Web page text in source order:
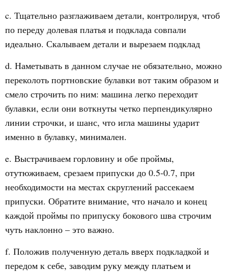
c. Тщательно разглаживаем детали, контролируя, чтоб
по переду долевая платья и подклада совпали
идеально. Скалываем детали и вырезаем подклад
d. Наметывать в данном случае не обязательно, можно
переколоть портновские булавки вот таким образом и
смело строчить по ним: машина легко переходит
булавки, если они воткнуты четко перпендикулярно
линии строчки, и шанс, что игла машины ударит
именно в булавку, минимален.
e. Выстрачиваем горловину и обе проймы,
отутюживаем, срезаем припуски до 0.5-0.7, при
необходимости на местах скруглений рассекаем
припуски. Обратите внимание, что начало и конец
каждой проймы по припуску бокового шва строчим
чуть наклонно – это важно.
f. Положив полученную деталь вверх подкладкой и
передом к себе, заводим руку между платьем и